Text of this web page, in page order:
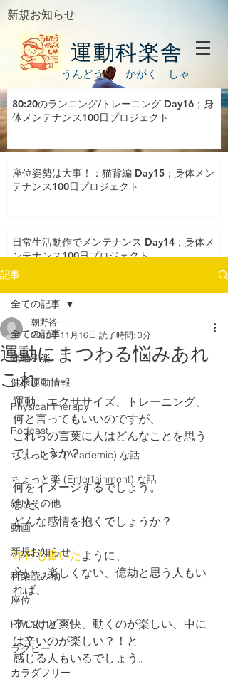
新規お知らせ
運動科楽舎
うんどう かがく しゃ
80:20のランニング/トレーニング Day16；身
体メンテナンス100日プロジェクト
座位姿勢は大事！：猫背編 Day15；身体メン
テナンス100日プロジェクト
日常生活動作でメンテナンス Day14；身体メ
ンテナンス100日プロジェクト
記事
全ての記事
運動科楽
健康運動情報
Physical Therapy
Podcast
ちょっと科 (Academic) な話
ちょっと楽 (Entertainment) な話
雑感その他
動画
新規お知らせ
科楽読み物
座位
RWC2019
ラグビー
カラダフリー
全ての記事
運動にまつわる悩みあれ
これ
朝野裕一
2018年11月16日 読了時間: 3分
運動、エクササイズ、トレーニング、
何と言ってもいいのですが、
これらの言葉に人はどんなことを思う
でしょうか？
何をイメージするでしょう。
また、
どんな感情を抱くでしょうか？
昨日も書いた ように、
辛い、楽しくない、億劫と思う人もい
れば、
辛いけど爽快、動くのが楽しい、中に
は辛いのが楽しい？！と
感じる人もいるでしょう。